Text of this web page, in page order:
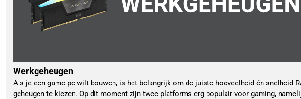
Werkgeheugen
Als je een game-pc wilt bouwen, is het belangrijk om de juiste hoeveelheid én snelheid
geheugen te kiezen. Op dit moment zijn twee platforms erg populair voor gaming,